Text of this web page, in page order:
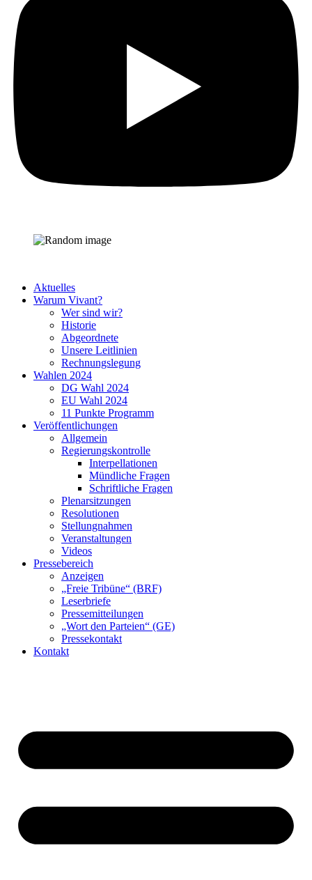
Aktuelles
Warum Vivant?
Wer sind wir?
Historie
Abgeordnete
Unsere Leitlinien
Rechnungslegung
Wahlen 2024
DG Wahl 2024
EU Wahl 2024
11 Punkte Programm
Veröffentlichungen
Allgemein
Regierungskontrolle
Interpellationen
Mündliche Fragen
Schriftliche Fragen
Plenarsitzungen
Resolutionen
Stellungnahmen
Veranstaltungen
Videos
Pressebereich
Anzeigen
„Freie Tribüne“ (BRF)
Leserbriefe
Pressemitteilungen
„Wort den Parteien“ (GE)
Pressekontakt
Kontakt